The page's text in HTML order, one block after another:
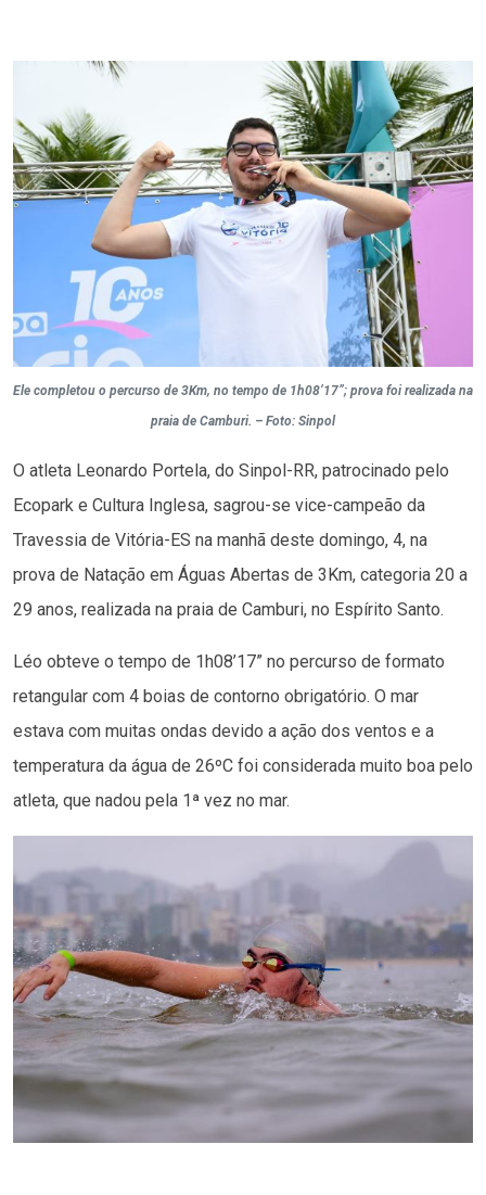
Ele completou o percurso de 3Km, no tempo de 1h08’17”; prova foi realizada na
praia de Camburi. – Foto: Sinpol
O atleta Leonardo Portela, do Sinpol-RR, patrocinado pelo
Ecopark e Cultura Inglesa, sagrou-se vice-campeão da
Travessia de Vitória-ES na manhã deste domingo, 4, na
prova de Natação em Águas Abertas de 3Km, categoria 20 a
29 anos, realizada na praia de Camburi, no Espírito Santo.
Léo obteve o tempo de 1h08’17” no percurso de formato
retangular com 4 boias de contorno obrigatório. O mar
estava com muitas ondas devido a ação dos ventos e a
temperatura da água de 26ºC foi considerada muito boa pelo
atleta, que nadou pela 1ª vez no mar.